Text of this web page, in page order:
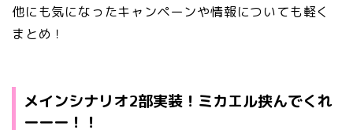
他にも気になったキャンペーンや情報についても軽く
まとめ！
メインシナリオ2部実装！ミカエル挟んでくれ
ーーー！！